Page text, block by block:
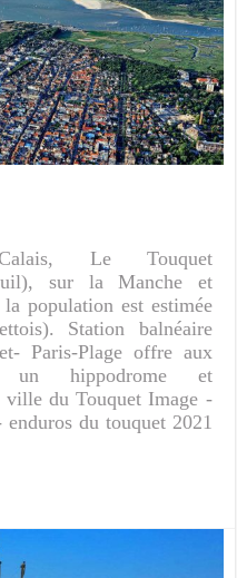
Le Touquet
sur la Manche et
population est estimée
Station balnéaire
Paris-Plage offre aux
un hippodrome et
du Touquet Image -
du touquet 2021